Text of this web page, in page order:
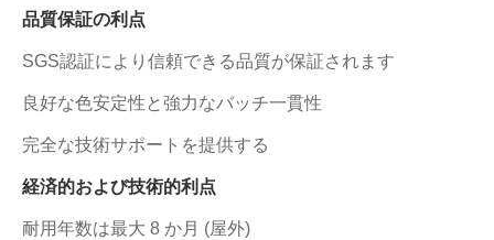
品質保証の利点
SGS認証により信頼できる品質が保証されます
良好な色安定性と強力なバッチ一貫性
完全な技術サポートを提供する
経済的および技術的利点
耐用年数は最大 8 か月 (屋外)